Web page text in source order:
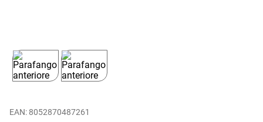
EAN: 8052870487261